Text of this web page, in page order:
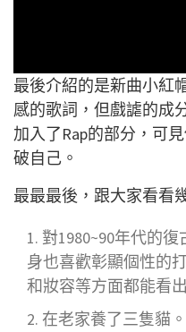
最後介紹的是新曲小紅
感的歌詞，但戲謔的成
加入了Rap的部分，可
破自己。
最最最後，跟大家看看
對1980~90年代的
身也喜歡彰顯個性的
和妝容等方面都能看
在老家養了三隻貓